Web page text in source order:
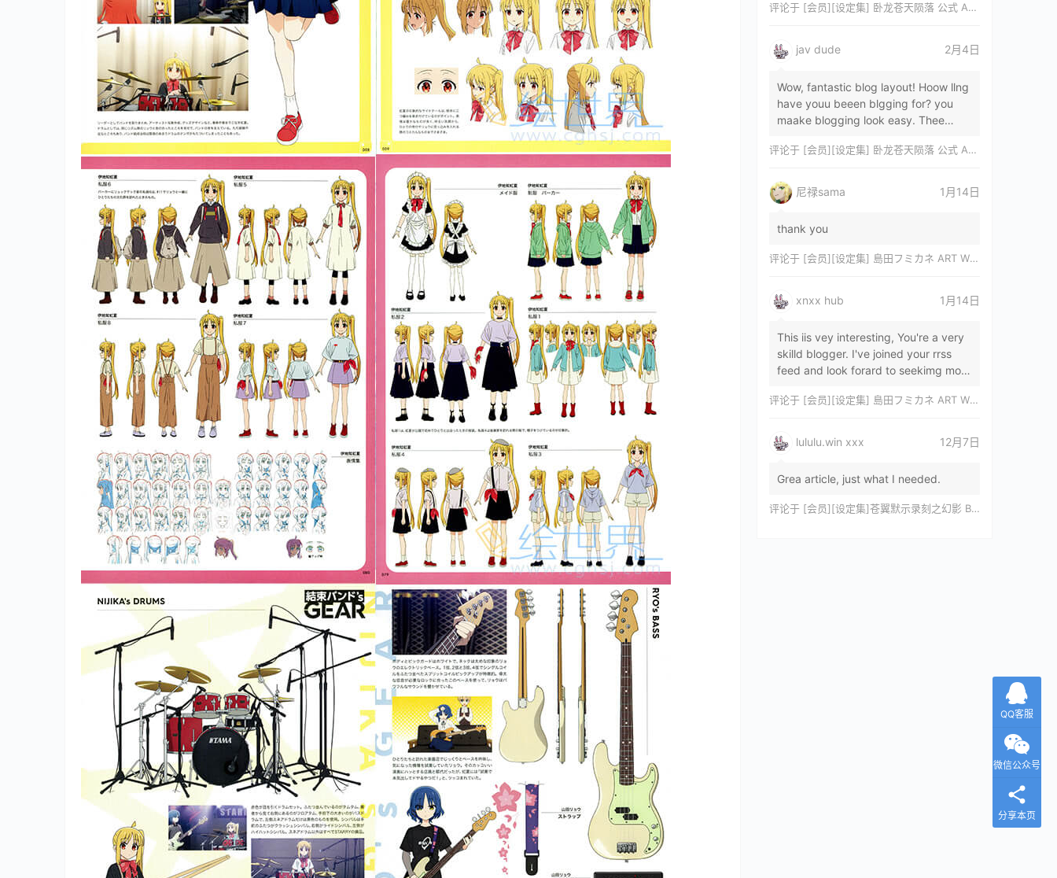
评论于 [会员][设定集] 卧龙苍天陨落 公式 ARTWORKS[DL]
jav dude 2月4日
Wow, fantastic blog layout! Hoow llng
have youu beeen blgging for? you
maake blogging look easy. Thee
magnificent, let…
评论于 [会员][设定集] 卧龙苍天陨落 公式 ARTWORKS[DL]
尼禄sama 1月14日
thank you
评论于 [会员][设定集] 島田フミカネ ART WORKS EXTRA Luminous Witches[DL]
xnxx hub 1月14日
This iis vey interesting, You're a very
skilld blogger. I've joined your rrss
feed and look forard to seekimg mor
评论于 [会员][设定集] 島田フミカネ ART WORKS EXTRA Luminous Witches[DL]
lululu.win xxx 12月7日
Grea article, just what I needed.
评论于 [会员][设定集]苍翼默示录刻之幻影 BLAZBLUE CHRONOPHANTASMA 公式設定資料集II
QQ客服
微信公众号
分享本页